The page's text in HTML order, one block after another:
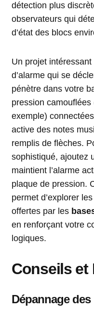
détection plus
observateurs qui
d’état des blocs
Un projet
d’alarme qui se
pénètre dans votre
pression
exemple)
active des notes
remplis de flèches.
sophistiqué, ajoutez
maintient l’alarme
plaque de pression.
permet d’explorer
offertes par les
en renforçant votre
logiques.
Conseils et
Dépannage